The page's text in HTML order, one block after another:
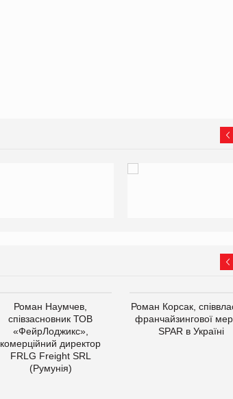
Роман Наумчев,
співзасновник ТОВ
«ФейрЛоджикс»,
комерційний директор
FRLG Freight SRL
(Румунія)
Роман Корсак,
франчайзингової
SPAR в Україні